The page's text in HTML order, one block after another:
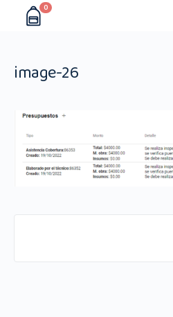
0
image-26